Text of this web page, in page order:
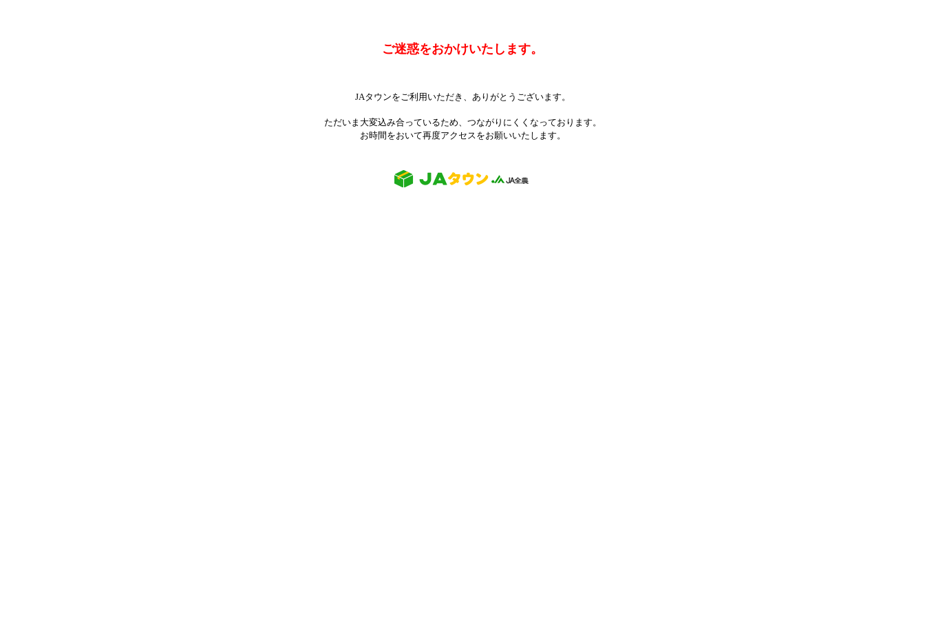
ご迷惑をおかけいたします。
JAタウンをご利用いただき、ありがとうございます。
ただいま大変込み合っているため、つながりにくくなっております。
お時間をおいて再度アクセスをお願いいたします。